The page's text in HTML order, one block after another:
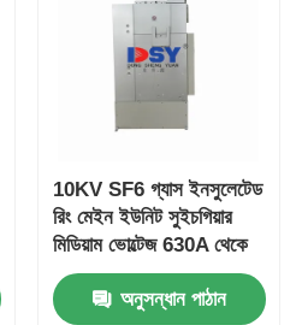
10KV SF6 গ্যাস ইনসুলেটেড
রিং মেইন ইউনিট সুইচগিয়ার
মিডিয়াম ভোল্টেজ 630A থেকে
3150A কারেন্ট
অনুসন্ধান পাঠান